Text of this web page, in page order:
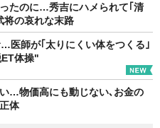
たのに…秀吉にハメられて｢清
将の哀れな末路
医師が｢太りにくい体をつくる｣
体操"
い…物価高にも動じない､お金の
体